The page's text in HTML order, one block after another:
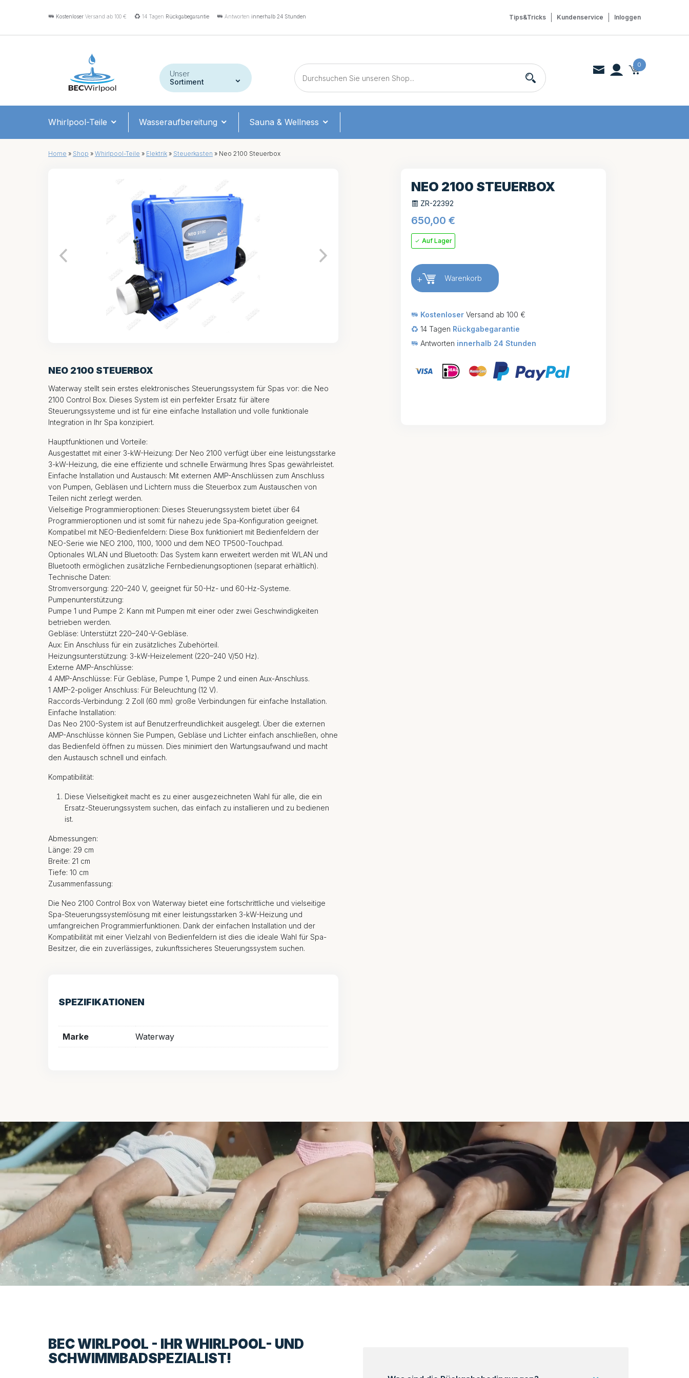
Kostenloser Versand ab 100 € 14 Tagen Rückgabegarantie Antworten innerhalb 24 Stunden Inloggen
Kundenservice
Tips&Tricks
Unser
Sortiment
0
Whirlpool-Teile Wasseraufbereitung Sauna & Wellness
Home » Shop » Whirlpool-Teile » Elektrik » Steuerkasten » Neo 2100 Steuerbox
NEO 2100 STEUERBOX
Waterway stellt sein erstes elektronisches Steuerungssystem für Spas vor: die Neo
2100 Control Box. Dieses System ist ein perfekter Ersatz für ältere
Steuerungssysteme und ist für eine einfache Installation und volle funktionale
Integration in Ihr Spa konzipiert.
Hauptfunktionen und Vorteile:
Ausgestattet mit einer 3-kW-Heizung: Der Neo 2100 verfügt über eine leistungsstarke
3-kW-Heizung, die eine effiziente und schnelle Erwärmung Ihres Spas gewährleistet.
Einfache Installation und Austausch: Mit externen AMP-Anschlüssen zum Anschluss
von Pumpen, Gebläsen und Lichtern muss die Steuerbox zum Austauschen von
Teilen nicht zerlegt werden.
Vielseitige Programmieroptionen: Dieses Steuerungssystem bietet über 64
Programmieroptionen und ist somit für nahezu jede Spa-Konfiguration geeignet.
Kompatibel mit NEO-Bedienfeldern: Diese Box funktioniert mit Bedienfeldern der
NEO-Serie wie NEO 2100, 1100, 1000 und dem NEO TP500-Touchpad.
Optionales WLAN und Bluetooth: Das System kann erweitert werden mit WLAN und
Bluetooth ermöglichen zusätzliche Fernbedienungsoptionen (separat erhältlich).
Technische Daten:
Stromversorgung: 220–240 V, geeignet für 50-Hz- und 60-Hz-Systeme.
Pumpenunterstützung:
Pumpe 1 und Pumpe 2: Kann mit Pumpen mit einer oder zwei Geschwindigkeiten
betrieben werden.
Gebläse: Unterstützt 220–240-V-Gebläse.
Aux: Ein Anschluss für ein zusätzliches Zubehörteil.
Heizungsunterstützung: 3-kW-Heizelement (220–240 V/50 Hz).
Externe AMP-Anschlüsse:
4 AMP-Anschlüsse: Für Gebläse, Pumpe 1, Pumpe 2 und einen Aux-Anschluss.
1 AMP-2-poliger Anschluss: Für Beleuchtung (12 V).
Raccords-Verbindung: 2 Zoll (60 mm) große Verbindungen für einfache Installation.
Einfache Installation:
Das Neo 2100-System ist auf Benutzerfreundlichkeit ausgelegt. Über die externen
AMP-Anschlüsse können Sie Pumpen, Gebläse und Lichter einfach anschließen, ohne
das Bedienfeld öffnen zu müssen. Dies minimiert den Wartungsaufwand und macht
den Austausch schnell und einfach.
Kompatibilität:
Diese Vielseitigkeit macht es zu einer ausgezeichneten Wahl für alle, die ein
Ersatz-Steuerungssystem suchen, das einfach zu installieren und zu bedienen
ist.
Abmessungen:
Länge: 29 cm
Breite: 21 cm
Tiefe: 10 cm
Zusammenfassung:
Die Neo 2100 Control Box von Waterway bietet eine fortschrittliche und vielseitige
Spa-Steuerungssystemlösung mit einer leistungsstarken 3-kW-Heizung und
umfangreichen Programmierfunktionen. Dank der einfachen Installation und der
Kompatibilität mit einer Vielzahl von Bedienfeldern ist dies die ideale Wahl für Spa-
Besitzer, die ein zuverlässiges, zukunftssicheres Steuerungssystem suchen.
SPEZIFIKATIONEN
Marke Waterway
NEO 2100 STEUERBOX
ZR-22392
650,00€
Auf Lager
+ Warenkorb
Kostenloser Versand ab 100 €
14 Tagen Rückgabegarantie
Antworten innerhalb 24 Stunden
BEC WIRLPOOL - IHR WHIRLPOOL- UND
SCHWIMMBADSPEZIALIST!